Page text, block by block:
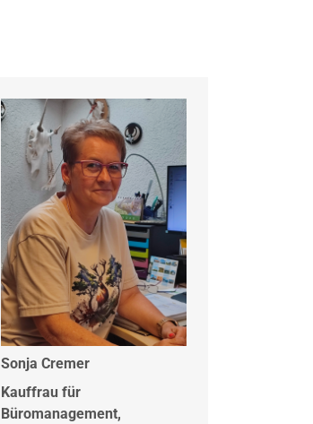
Sonja Cremer
Kauffrau für
Büromanagement,